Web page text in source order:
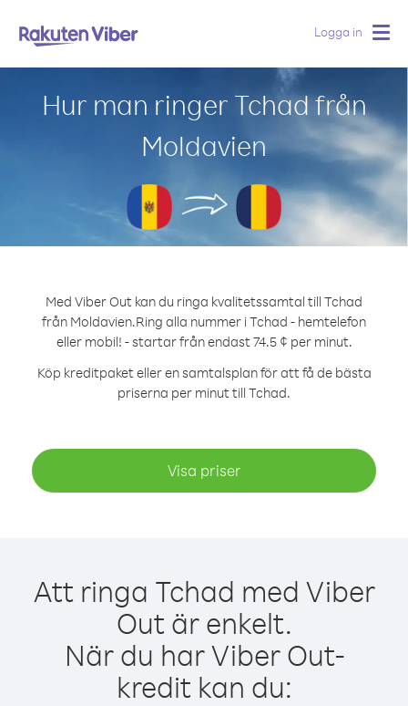
Logga in
Hur man ringer Tchad från
Moldavien
Med Viber Out kan du ringa kvalitetssamtal till Tchad
från Moldavien.Ring alla nummer i Tchad - hemtelefon
eller mobil! - startar från endast 74.5 ¢ per minut.
Köp kreditpaket eller en samtalsplan för att få de bästa
priserna per minut till Tchad.
Visa priser
Att ringa Tchad med Viber
Out är enkelt.
När du har Viber Out-
kredit kan du: